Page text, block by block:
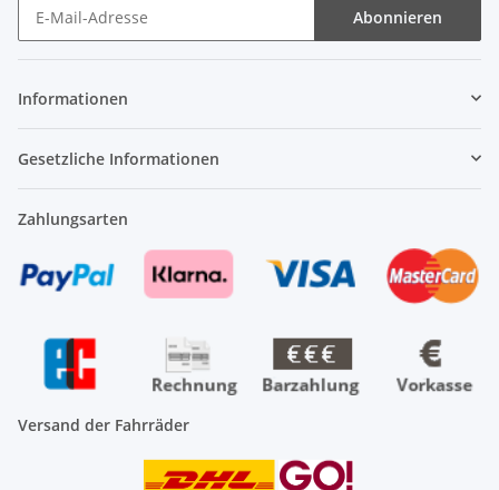
Abonnieren
Informationen
Gesetzliche Informationen
Zahlungsarten
Versand der Fahrräder